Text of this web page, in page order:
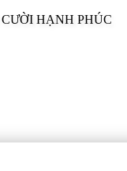
HẠNH PHÚC